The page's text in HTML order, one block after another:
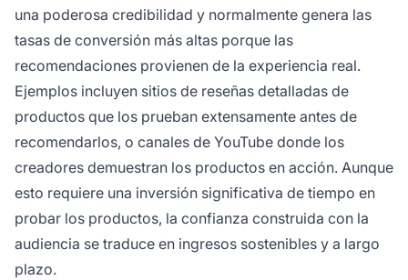
una poderosa credibilidad y normalmente genera las
tasas de conversión más altas porque las
recomendaciones provienen de la experiencia real.
Ejemplos incluyen sitios de reseñas detalladas de
productos que los prueban extensamente antes de
recomendarlos, o canales de YouTube donde los
creadores demuestran los productos en acción. Aunque
esto requiere una inversión significativa de tiempo en
probar los productos, la confianza construida con la
audiencia se traduce en ingresos sostenibles y a largo
plazo.